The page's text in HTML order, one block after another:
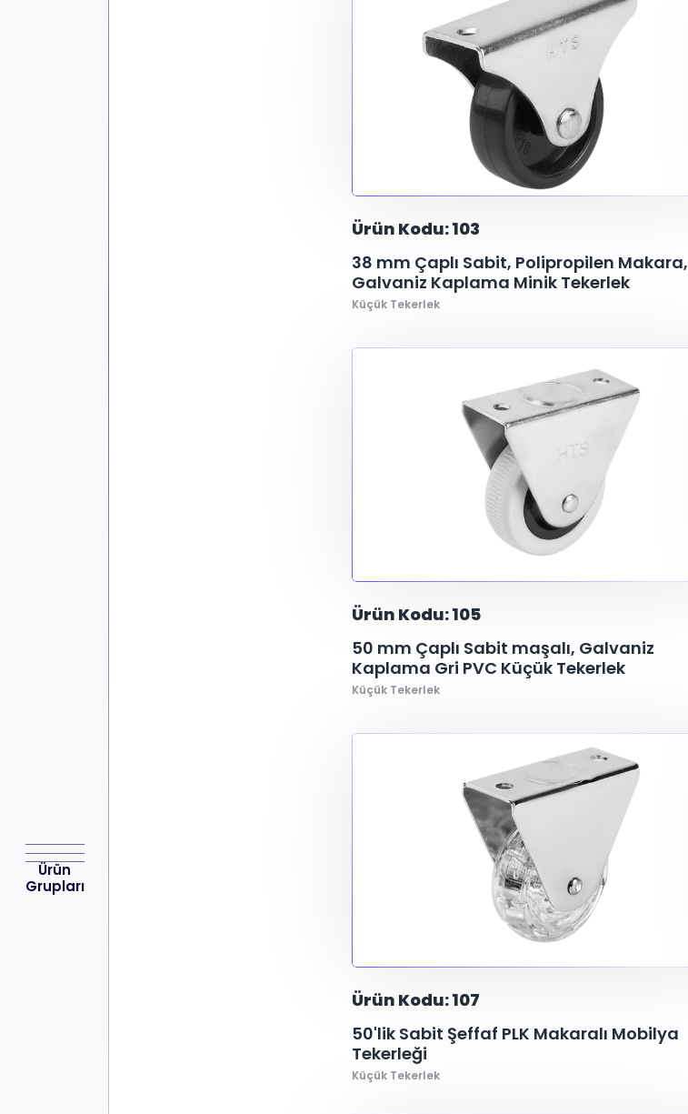
Ürün
Grupları
Ürün Kodu: 103
38 mm Çaplı Sabit, Polipropilen Makara,
Galvaniz Kaplama Minik Tekerlek
Küçük Tekerlek
Ürün Kodu: 105
50 mm Çaplı Sabit maşalı, Galvaniz
Kaplama Gri PVC Küçük Tekerlek
Küçük Tekerlek
Ürün Kodu: 107
50'lik Sabit Şeffaf PLK Makaralı Mobilya
Tekerleği
Küçük Tekerlek